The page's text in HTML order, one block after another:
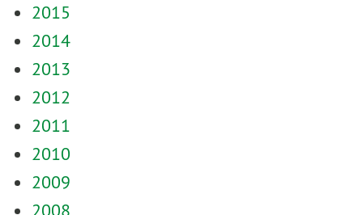
2015
2014
2013
2012
2011
2010
2009
2008